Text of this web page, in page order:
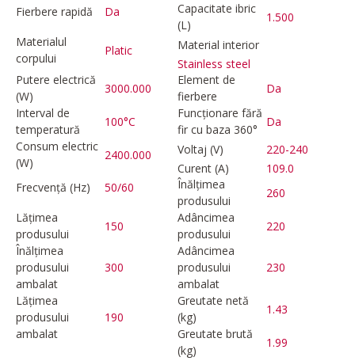
Fierbere rapidă Da
Capacitate ibric
(L)
1.500
Materialul
corpului
Platic
Material interior
Stainless steel
Putere electrică
(W)
3000.000
Element de
fierbere
Da
Interval de
temperatură
100°C
Funcționare fără
fir cu baza 360°
Da
Consum electric
(W)
2400.000 Voltaj (V)
220-240
Curent (A)
109.0
Frecvență (Hz)
50/60
Înălțimea
produsului
260
Lățimea
produsului
150
Adâncimea
produsului
220
Înălțimea
produsului
ambalat
300
Adâncimea
produsului
ambalat
230
Lățimea
produsului
ambalat
190
Greutate netă
(kg)
1.43
Greutate brută
(kg)
1.99